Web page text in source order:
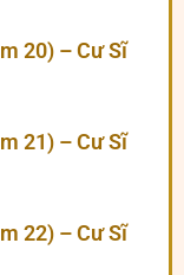
20) – Cư Sĩ
21) – Cư Sĩ
22) – Cư Sĩ